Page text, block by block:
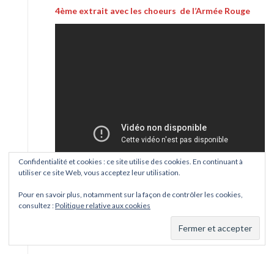
4ème extrait avec les choeurs de l’Armée Rouge
Confidentialité et cookies : ce site utilise des cookies. En continuant à
utiliser ce site Web, vous acceptez leur utilisation.
Pour en savoir plus, notamment sur la façon de contrôler les cookies,
consultez :Politique relative aux cookies